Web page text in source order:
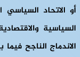
أو الاتحاد
السياسية
الاندماج الناجح